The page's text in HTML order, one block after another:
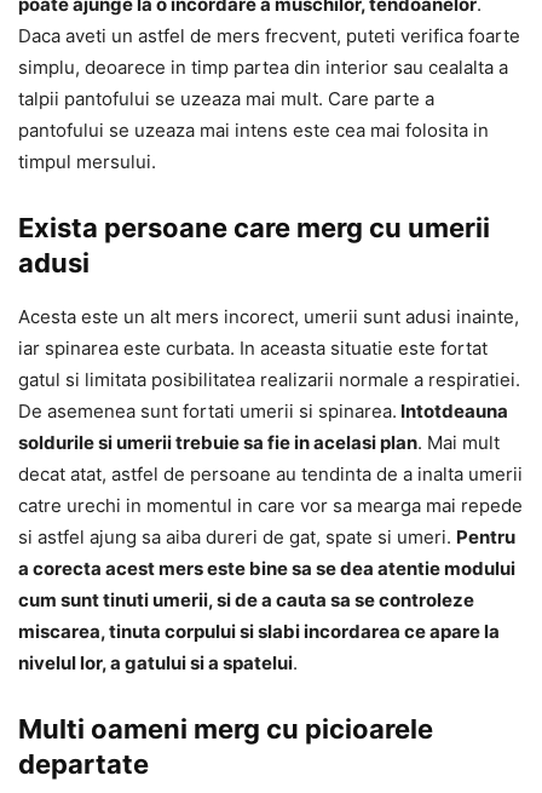
poate ajunge la o incordare a muschilor, tendoanelor.
Daca aveti un astfel de mers frecvent, puteti verifica foarte
simplu, deoarece in timp partea din interior sau cealalta a
talpii pantofului se uzeaza mai mult. Care parte a
pantofului se uzeaza mai intens este cea mai folosita in
timpul mersului.
Exista persoane care merg cu umerii
adusi
Acesta este un alt mers incorect, umerii sunt adusi inainte,
iar spinarea este curbata. In aceasta situatie este fortat
gatul si limitata posibilitatea realizarii normale a respiratiei.
De asemenea sunt fortati umerii si spinarea. Intotdeauna
soldurile si umerii trebuie sa fie in acelasi plan. Mai mult
decat atat, astfel de persoane au tendinta de a inalta umerii
catre urechi in momentul in care vor sa mearga mai repede
si astfel ajung sa aiba dureri de gat, spate si umeri. Pentru
a corecta acest mers este bine sa se dea atentie modului
cum sunt tinuti umerii, si de a cauta sa se controleze
miscarea, tinuta corpului si slabi incordarea ce apare la
nivelul lor, a gatului si a spatelui.
Multi oameni merg cu picioarele
departate